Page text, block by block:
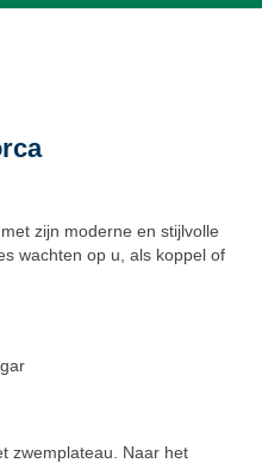
zijn moderne en stijlvolle
wachten op u, als koppel of
zwemplateau. Naar het